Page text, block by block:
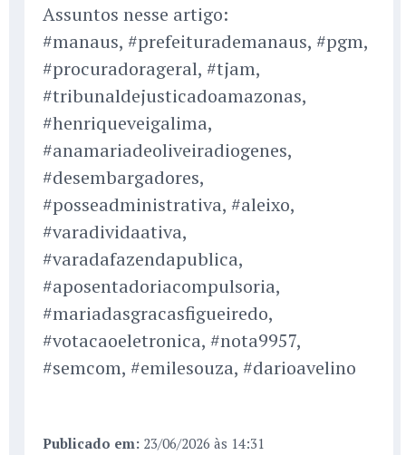
Assuntos nesse artigo:
#manaus, #prefeiturademanaus, #pgm,
#procuradorageral, #tjam,
#tribunaldejusticadoamazonas,
#henriqueveigalima,
#anamariadeoliveiradiogenes,
#desembargadores,
#posseadministrativa, #aleixo,
#varadividaativa,
#varadafazendapublica,
#aposentadoriacompulsoria,
#mariadasgracasfigueiredo,
#votacaoeletronica, #nota9957,
#semcom, #emilesouza, #darioavelino
Publicado em: 23/06/2026 às 14:31